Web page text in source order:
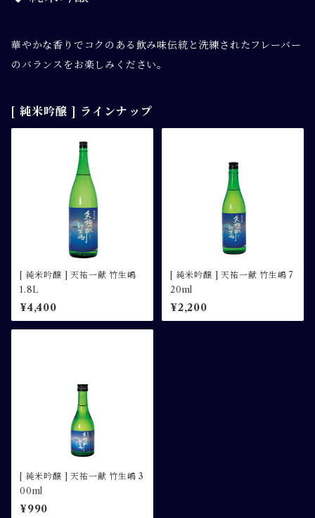
華やかな香りでコクのある飲み味伝統と洗練されたフレーバー
のバランスをお楽しみください。
[ 純米吟醸 ] ラインナップ
[ 純米吟醸 ] 天祐一献 竹生嶋
1.8L
¥4,400
[ 純米吟醸 ] 天祐一献 竹生嶋 7
20ml
¥2,200
[ 純米吟醸 ] 天祐一献 竹生嶋 3
00ml
¥990